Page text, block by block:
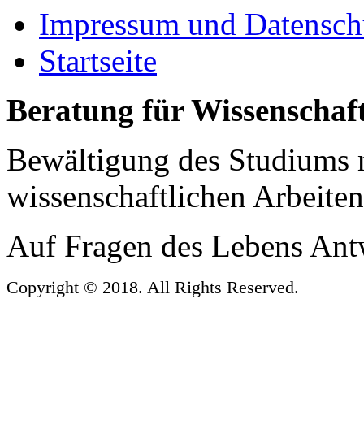
Impressum und
Startseite
Beratung für
Bewältigung des Studiums
wissenschaftlichen
Auf Fragen des Lebens
Copyright © 2018. All Rights Reserved.